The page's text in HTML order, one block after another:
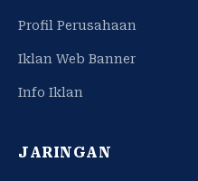
Profil Perusahaan
Iklan Web Banner
Info Iklan
JARINGAN